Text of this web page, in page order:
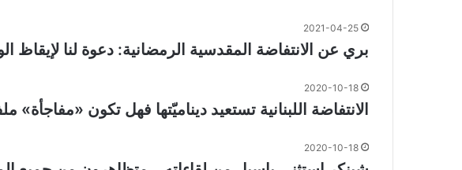
2021-04-25
بري عن الانتفاضة المقدسية الرمضانية: دعوة لنا لإيقاظ
2020-10-18
الانتفاضة اللبنانية تستعيد ديناميّتها فهل تكون
2020-10-18